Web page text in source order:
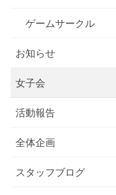
ゲームサークル
お知らせ
女子会
活動報告
全体企画
スタッフブログ